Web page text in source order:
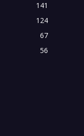
141
124
67
56